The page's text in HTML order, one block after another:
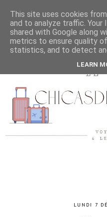
LUNDI 7
This site uses cookies
and to analyze traffic. Your
shared with Google along
metrics to ensure quality
statistics, and to detect
LEARN